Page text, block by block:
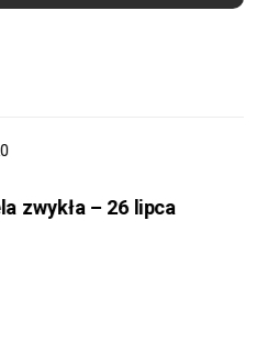
zwykła – 26 lipca